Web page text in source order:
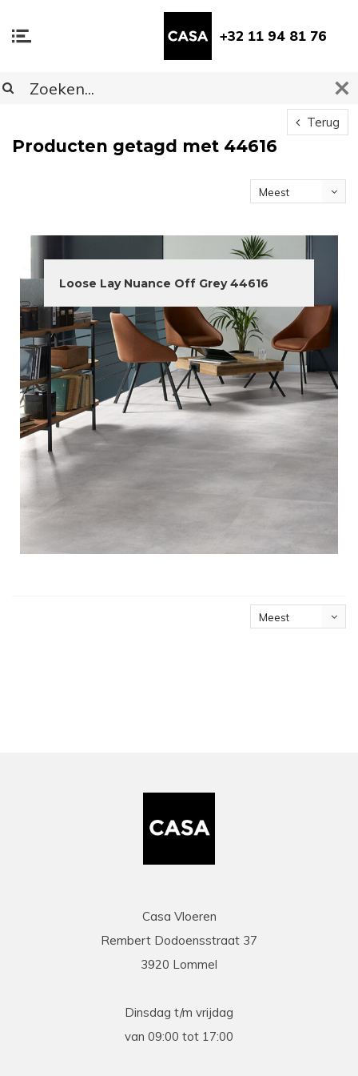
+32 11 94 81 76
Terug
Producten getagd met 44616
Meest
Loose Lay Nuance Off Grey 44616
Meest
Casa Vloeren
Rembert Dodoensstraat 37
3920 Lommel
Dinsdag t/m vrijdag
van 09:00 tot 17:00